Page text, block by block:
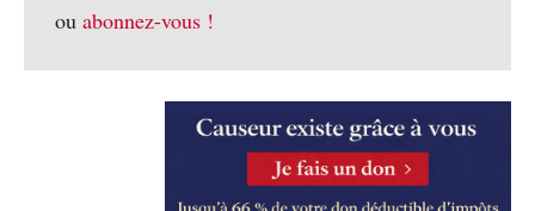
ou abonnez-vous !